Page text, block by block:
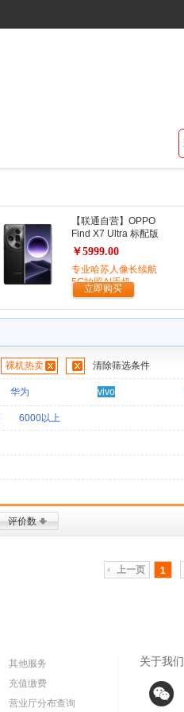
【联通自营】OPPO
Find X7 Ultra 标配版
￥5999.00
专业哈苏人像长续航
5G拍照AI手机
立即购买
裸机热卖 清除筛选条件
华为 vivo
6000以上
评价数
上一页
1
其他服务
充值缴费
营业厅分布查询
关于我们